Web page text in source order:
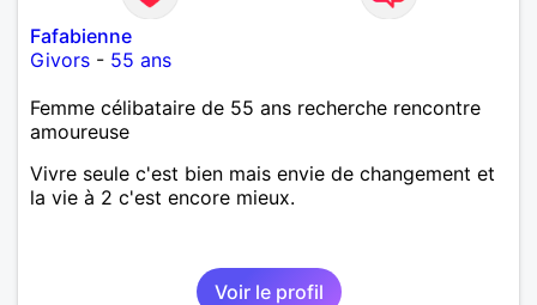
Fafabienne
Givors - 55 ans
Femme célibataire de 55 ans recherche rencontre
amoureuse
Vivre seule c'est bien mais envie de changement et
la vie à 2 c'est encore mieux.
Voir le profil